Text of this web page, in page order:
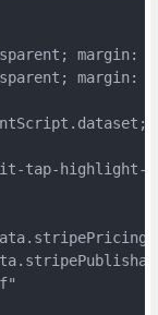
margin:
margin:
tap-highlight-